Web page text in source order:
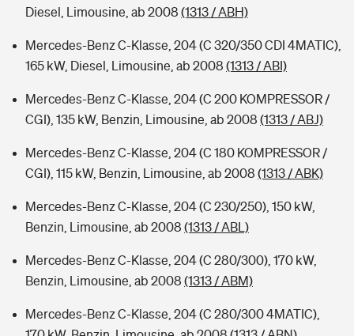
Diesel, Limousine, ab 2008 (1313 / ABH)
Mercedes-Benz C-Klasse, 204 (C 320/350 CDI 4MATIC),
165 kW, Diesel, Limousine, ab 2008 (1313 / ABI)
Mercedes-Benz C-Klasse, 204 (C 200 KOMPRESSOR /
CGI), 135 kW, Benzin, Limousine, ab 2008 (1313 / ABJ)
Mercedes-Benz C-Klasse, 204 (C 180 KOMPRESSOR /
CGI), 115 kW, Benzin, Limousine, ab 2008 (1313 / ABK)
Mercedes-Benz C-Klasse, 204 (C 230/250), 150 kW,
Benzin, Limousine, ab 2008 (1313 / ABL)
Mercedes-Benz C-Klasse, 204 (C 280/300), 170 kW,
Benzin, Limousine, ab 2008 (1313 / ABM)
Mercedes-Benz C-Klasse, 204 (C 280/300 4MATIC),